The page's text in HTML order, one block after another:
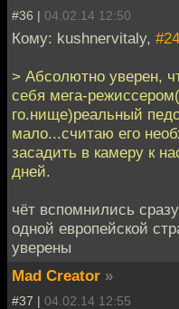
#36 | 04.02.14 12:50
Кому: kushnervitaly, #24
> Абсолютно уверен,
себя мега-
го.нище)реальный
мало...считаю его
засадить в камеру к
дней.
чёт вспомнились
одной европейской
уверены
Mad Creator »
#37 | 04.02.14 12:55